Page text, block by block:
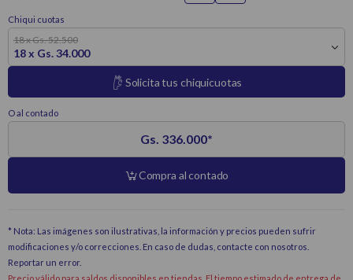
Chiqui cuotas
18 x Gs. 52.500
18 x Gs. 34.000
Solicita tus chiquicuotas
O al contado
Gs. 336.000*
Compra al contado
* Nota: Las imágenes son ilustrativas, la información y precios pueden sufrir
modificaciones y/o correcciones. En caso de dudas, contacte con nosotros.
Reportar un error.